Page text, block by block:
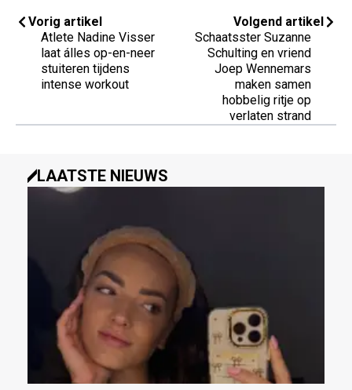
Vorig artikel
Atlete Nadine Visser
laat álles op-en-neer
stuiteren tijdens
intense workout
Volgend artikel
Schaatsster Suzanne
Schulting en vriend
Joep Wennemars
maken samen
hobbelig ritje op
verlaten strand
LAATSTE NIEUWS